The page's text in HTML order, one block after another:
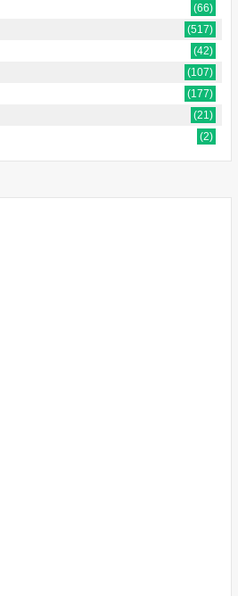
(66)
(517)
(42)
(107)
(177)
(21)
(2)